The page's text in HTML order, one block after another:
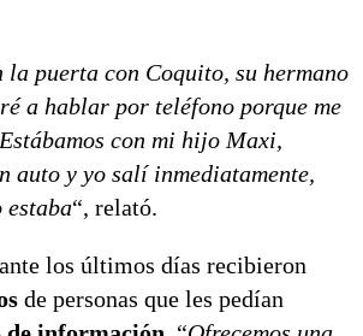
la puerta con Coquito, su hermano
a hablar por teléfono porque me
con mi hijo Maxi,
auto y yo salí inmediatamente,
estaba“, relató.
los últimos días recibieron
de personas que les pedían